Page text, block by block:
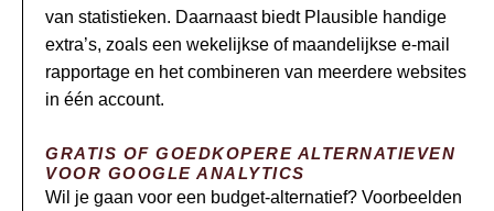
van statistieken. Daarnaast biedt Plausible handige
extra’s, zoals een wekelijkse of maandelijkse e-mail
rapportage en het combineren van meerdere websites
in één account.
GRATIS OF GOEDKOPERE ALTERNATIEVEN
VOOR GOOGLE ANALYTICS
Wil je gaan voor een budget-alternatief? Voorbeelden